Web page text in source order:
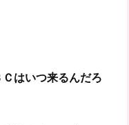
Ｃはいつ来るんだろ